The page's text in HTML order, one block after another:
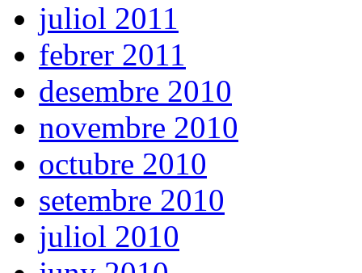
juliol 2011
febrer 2011
desembre 2010
novembre 2010
octubre 2010
setembre 2010
juliol 2010